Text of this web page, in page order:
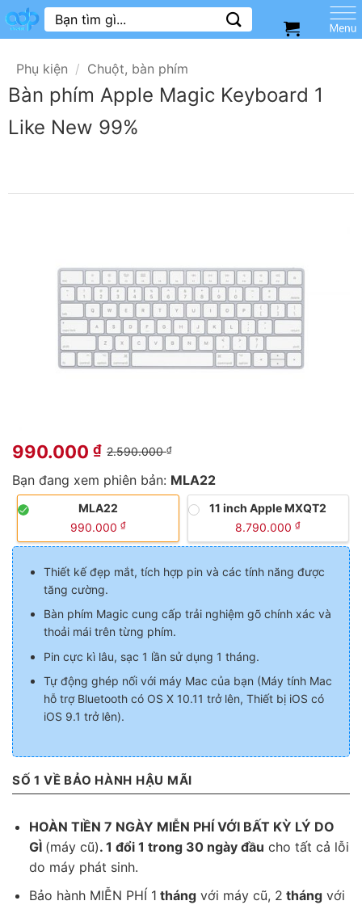
Skip
to
Tìm
kiếm:
Phụ kiện / Chuột, bàn phím
Bàn phím Apple Magic Keyboard 1
Like New 99%
990.000 ₫ 2.590.000₫
Bạn đang xem phiên bản: MLA22
MLA22
990.000 ₫
11 inch Apple MXQT2
8.790.000₫
Thiết kế đẹp mắt, tích hợp pin và các tính năng được
tăng cường.
Bàn phím Magic cung cấp trải nghiệm gõ chính xác và
thoải mái trên từng phím.
Pin cực kì lâu, sạc 1 lần sử dụng 1 tháng.
Tự động ghép nối với máy Mac của bạn (Máy tính Mac
hỗ trợ Bluetooth có OS X 10.11 trở lên, Thiết bị iOS có
iOS 9.1 trở lên).
SỐ 1 VỀ BẢO HÀNH HẬU MÃI
HOÀN TIỀN 7 NGÀY MIỄN PHÍ VỚI BẤT KỲ LÝ DO
GÌ (máy cũ). 1 đổi 1 trong 30 ngày đầu cho tất cả lỗi
do máy phát sinh.
Bảo hành MIỄN PHÍ 1 thángvới máy cũ, 2 thángvới